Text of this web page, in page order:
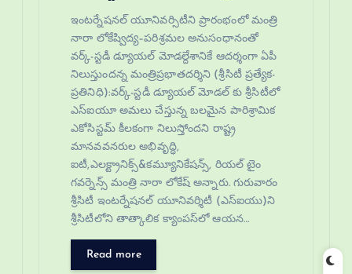
ఇంటర్నేషనల్ యూనివర్సిటీని ప్రారంభంలో మంత్రి
నారా లోకేష్విద్య–పరిశ్రమల అనుసంధానంతో
వర్క్-స్టడీ డ్యూయల్ మోడల్దేశానికే ఆదర్శంగా ఏపీ
నిలుస్తుందన్న మంత్రిప్రభాతదర్శిని (శ్రీసిటీ ప్రత్యేక-
ప్రతినిధి):వర్క్-స్టడీ డ్యూయల్ మోడల్ కు శ్రీసిటీలో
ఎస్‌ఐయూ అమలు చేస్తున్న బలమైన పారిశ్రామిక
ఎకోసిస్టమ్ కీలకంగా నిలుస్తోందని రాష్ట్ర
మానవవనరుల అభివృద్ధి,
ఐటీ,ఎలక్ట్రానిక్స్&కమ్యూనికేషన్స్, రియల్ టైం
గవర్నెన్స్ మంత్రి నారా లోకేష్ అన్నారు. గురువారం
శ్రీసిటీ ఇంటర్నేషనల్ యూనివర్శిటీ (ఎస్ఐయు)ని
శ్రీసిటీలోని తాత్కాలిక క్యాంపస్‌లో ఆయన…
Read more